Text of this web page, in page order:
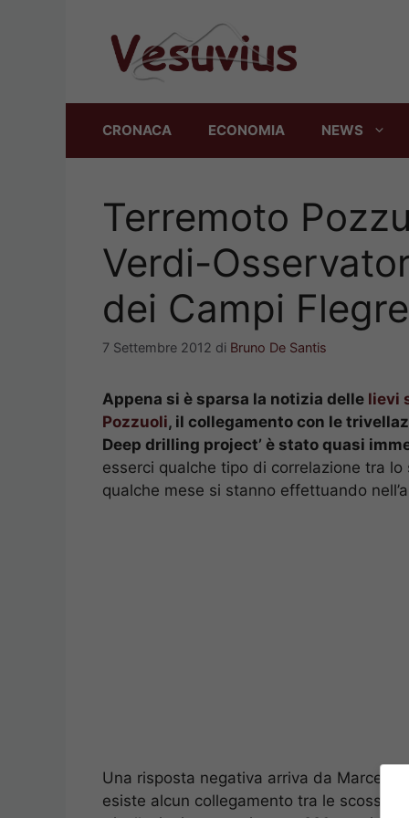
CRONACA ECONOMIA NEWS
Terremoto
Verdi-
dei Campi
7 Settembre 2012 di Bruno De Santis
Appena si è sparsa la notizia delle lievi
Pozzuoli, il collegamento con le
Deep drilling project’ è stato quasi
esserci qualche tipo di correlazione tra
qualche mese si stanno effettuando
Una risposta negativa arriva da Marcello
esiste alcun collegamento tra le scosse